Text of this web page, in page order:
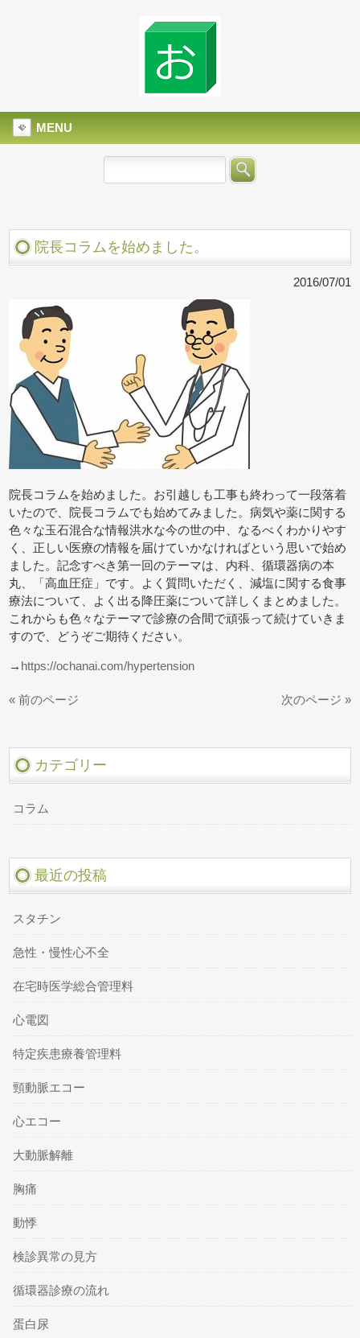
MENU
院長コラムを始めました。
2016/07/01
院長コラムを始めました。お引越しも工事も終わって一段落着
いたので、院長コラムでも始めてみました。病気や薬に関する
色々な玉石混合な情報洪水な今の世の中、なるべくわかりやす
く、正しい医療の情報を届けていかなければという思いで始め
ました。記念すべき第一回のテーマは、内科、循環器病の本
丸、「高血圧症」です。よく質問いただく、減塩に関する食事
療法について、よく出る降圧薬について詳しくまとめました。
これからも色々なテーマで診療の合間で頑張って続けていきま
すので、どうぞご期待ください。
→ https://ochanai.com/hypertension
« 前のページ 次のページ »
カテゴリー
コラム
最近の投稿
スタチン
急性・慢性心不全
在宅時医学総合管理料
心電図
特定疾患療養管理料
頸動脈エコー
心エコー
大動脈解離
胸痛
動悸
検診異常の見方
循環器診療の流れ
蛋白尿